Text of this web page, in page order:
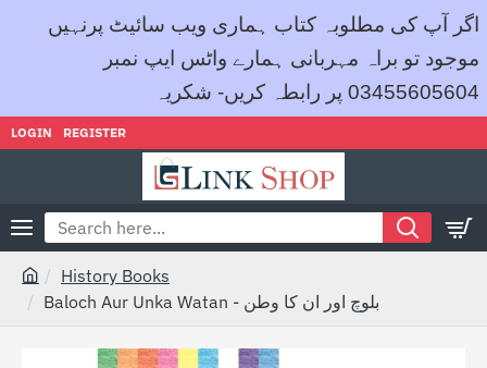
اگر آپ کی مطلوبہ کتاب ہماری ویب سائیٹ پرنہیں
موجود تو براہ مہربانی ہمارے واٹس ایپ نمبر
03455605604 پر رابطہ کریں- شکریہ
LOGIN REGISTER
Search
here...
o
History Books
Baloch Aur Unka Watan - بلوچ اور ان کا وطن